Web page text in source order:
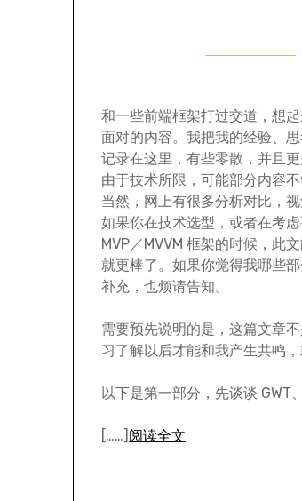
和一些前端框架打过交道，想
面对的内容。我把我的经验、
记录在这里，有些零散，并且
由于技术所限，可能部分内容
当然，网上有很多分析对比，
如果你在技术选型，或者在考
MVP／MVVM 框架的时候，此
就更棒了。如果你觉得我哪些
补充，也烦请告知。
需要预先说明的是，这篇文章
习了解以后才能和我产生共鸣，
以下是第一部分，先谈谈 GWT
[……] 阅读全文